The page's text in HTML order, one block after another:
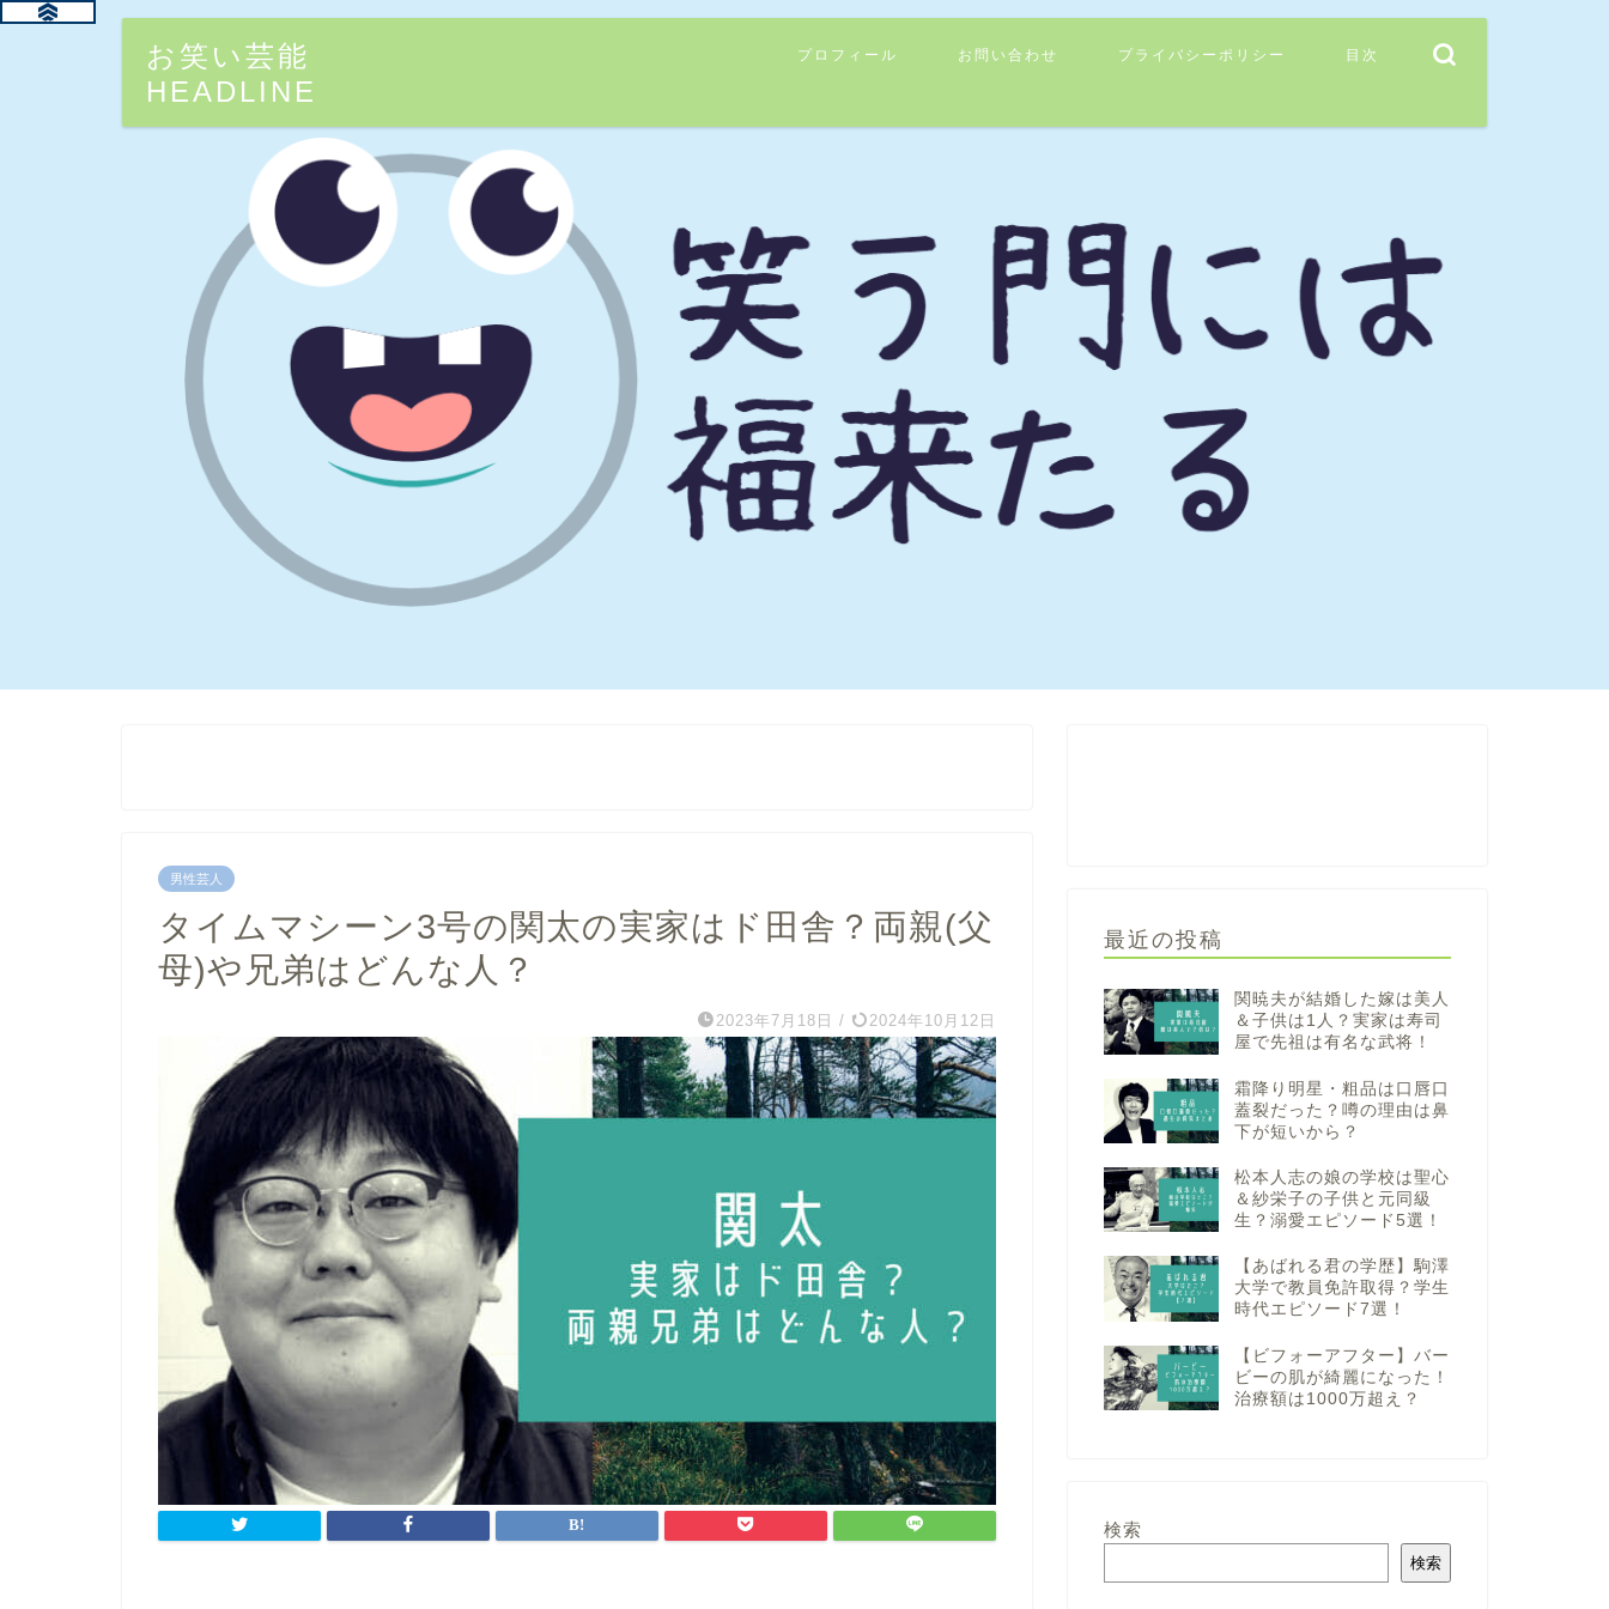
お笑い芸能
HEADLINE
プロフィール お問い合わせ プライバシーポリシー 目次
男性芸人
タイムマシーン3号の関太の実家はド田舎？両親(父
母)や兄弟はどんな人？
2023年7月18日 / 2024年10月12日
最近の投稿
関暁夫が結婚した嫁は美人
＆子供は1人？実家は寿司
屋で先祖は有名な武将！
霜降り明星・粗品は口唇口
蓋裂だった？噂の理由は鼻
下が短いから？
松本人志の娘の学校は聖心
＆紗栄子の子供と元同級
生？溺愛エピソード5選！
【あばれる君の学歴】駒澤
大学で教員免許取得？学生
時代エピソード7選！
【ビフォーアフター】バー
ビーの肌が綺麗になった！
治療額は1000万超え？
検索
検索